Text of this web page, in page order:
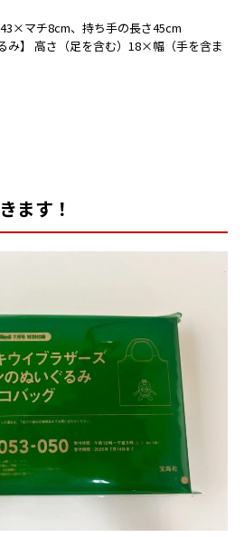
マチ8cm、持ち手の長さ45cm
み】 高さ（足を含む）18×幅（手を含ま
ます！